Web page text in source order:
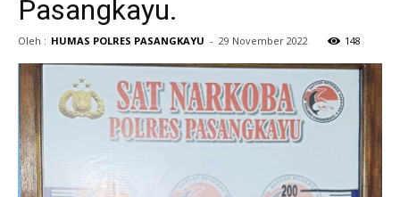
Pasangkayu.
Oleh : HUMAS POLRES PASANGKAYU - 29 November 2022 148